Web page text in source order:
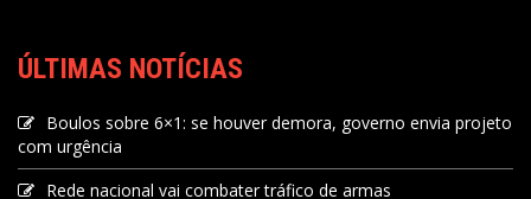
ÚLTIMAS NOTÍCIAS
Boulos sobre 6×1: se houver demora, governo envia projeto
com urgência
Rede nacional vai combater tráfico de armas